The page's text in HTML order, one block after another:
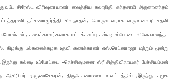
சிரேஸ்ட விரிவுரையாளர் வைத்திய கலாநிதி கந்தசாமி அருளானந்தம்
தட்சணாமூர்த்தி சிவநாதன், பொருளாளராக வருமானவரி உதவி
, கணக்காளர்களாக மட்டக்களப்பு கல்லடி உப்போடை விவேகானந்தா
கிழக்கு பல்கலைக்கழக உதவி கணக்காளர் எஸ்.ரெட்னராஜா மற்றும் மூன்று
கல்லடி உப்போட்டை –நெச்சிசுமுனை ஸ்ரீ சித்திவிநாயகர் பேச்சியம்மன்
ஏ.குணசேகரன், திருகோணமலை மாவட்டத்தில் ,இருந்து சமூக